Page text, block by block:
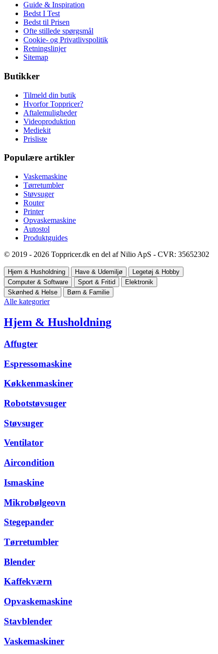
Guide & Inspiration
Bedst I Test
Bedst til Prisen
Ofte stillede spørgsmål
Cookie- og Privatlivspolitik
Retningslinjer
Sitemap
Butikker
Tilmeld din butik
Hvorfor Toppricer?
Aftalemuligheder
Videoproduktion
Mediekit
Prisliste
Populære artikler
Vaskemaskine
Tørretumbler
Støvsuger
Router
Printer
Opvaskemaskine
Autostol
Produktguides
© 2019 - 2026 Toppricer.dk en del af Nilio ApS - CVR: 35652302
Hjem & Husholdning Have & Udemiljø
Legetøj & Hobby
Computer & Software
Sport & Fritid
Elektronik
Skønhed & Helse
Børn & Familie
Alle kategorier
Hjem & Husholdning
Affugter
Espressomaskine
Køkkenmaskiner
Robotstøvsuger
Støvsuger
Ventilator
Aircondition
Ismaskine
Mikrobølgeovn
Stegepander
Tørretumbler
Blender
Kaffekværn
Opvaskemaskine
Stavblender
Vaskemaskiner